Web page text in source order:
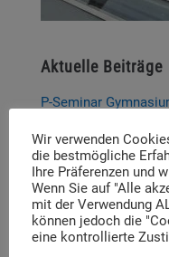
Aktuelle Beiträge
P-Seminar
Thema und
Dachauer
Neue
Digitale
Wir verwenden
die bestmögliche
Ihre Präferenzen und
Wenn Sie auf "Alle
mit der Verwendung
können jedoch die
eine kontrollierte